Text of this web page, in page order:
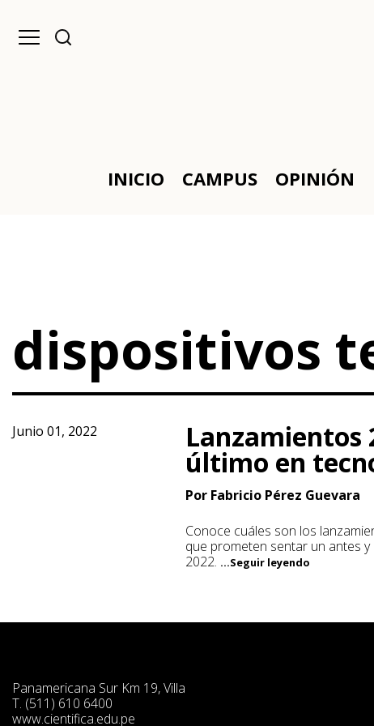
INICIO CAMPUS OPINIÓN
dispositivos
Junio 01, 2022 Lanzamientos
último en
Por Fabricio Pérez Guevara
Conoce cuáles son los
que prometen sentar un antes
2022. ...Seguir leyendo
Panamericana Sur Km 19, Villa
T. (511) 610 6400
www.cientifica.edu.pe